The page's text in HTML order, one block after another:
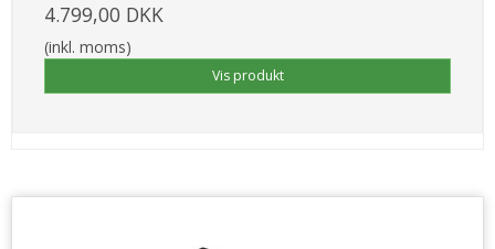
4.799,00 DKK
(inkl. moms)
Vis produkt